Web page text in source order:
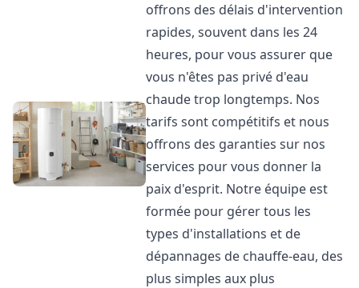
offrons des délais d'intervention
rapides, souvent dans les 24
heures, pour vous assurer que
vous n'êtes pas privé d'eau
chaude trop longtemps. Nos
tarifs sont compétitifs et nous
offrons des garanties sur nos
services pour vous donner la
paix d'esprit. Notre équipe est
formée pour gérer tous les
types d'installations et de
dépannages de chauffe-eau, des
plus simples aux plus